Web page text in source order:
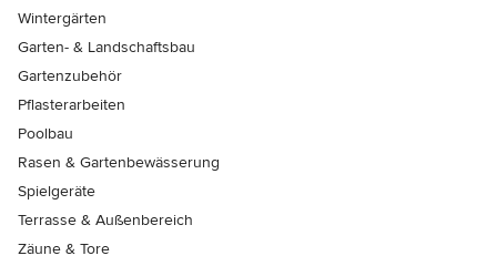
Wintergärten
Garten- & Landschaftsbau
Gartenzubehör
Pflasterarbeiten
Poolbau
Rasen & Gartenbewässerung
Spielgeräte
Terrasse & Außenbereich
Zäune & Tore